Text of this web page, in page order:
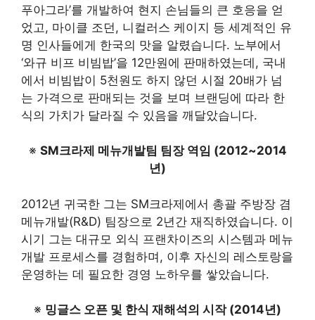
푸아그라’를 개발하여 현지 손님들의 큰 호응을 얻
었고, 마이클 조던, 니컬러스 케이지 등 세계적인 유
명 인사들에게 한국의 맛을 알렸습니다. 노부에서
‘와규 비프 비빔밥’을 12만원에 판매하였는데, 국내
에서 비빔밥이 5천원도 하지 않던 시절 20배가 넘
는 가격으로 판매되는 것을 보며 브랜딩에 따라 한
식의 가치가 달라질 수 있음을 깨달았습니다.
※ SM크라제 메뉴개발팀 팀장 역임 (2012~2014
년)
2012년 귀국한 그는 SM크라제에서 총괄 주방장 겸
메뉴개발(R&D) 팀장으로 2년간 재직하였습니다. 이
시기 그는 대규모 외식 프랜차이즈의 시스템과 메뉴
개발 프로세스를 경험하며, 이후 자신의 레스토랑을
운영하는 데 필요한 경영 노하우를 쌓았습니다.
※ 밍글스 오픈 및 한식 재해석의 시작 (2014년)